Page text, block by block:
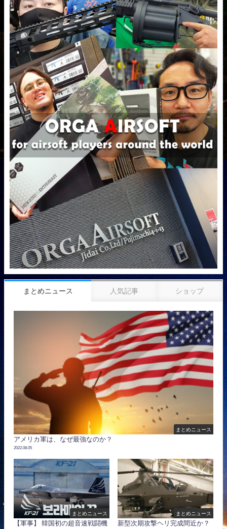
まとめニュース 人気記事 ショップ
まとめニュース
アメリカ軍は、なぜ最強なのか？
2022.08.05
まとめニュース
【軍事】 韓国初の超音速戦闘機
まとめニュース
新型次期攻撃ヘリ完成間近か？